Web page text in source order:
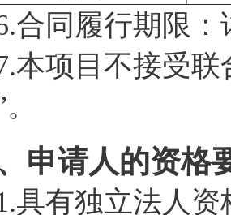
同履行期限：
项目不接受联
申请人的资格
有独立法人资